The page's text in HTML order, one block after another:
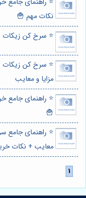
نکات مهم 🍟
⭐️ سرخ کن زیکات
⭐️ سرخ کن زیکات
مزایا و معایب
🍟
⭐️ راهنمای جامع
معایب + نکات